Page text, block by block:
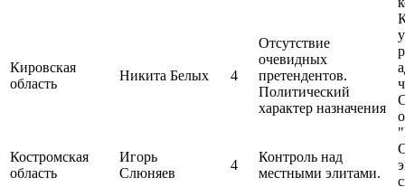
Кировская
область
Никита Белых 4
Отсутствие
очевидных
претендентов.
Политический
характер назначения
Костромская
область
Игорь
Слюняев
4
Контроль над
местными элитами.